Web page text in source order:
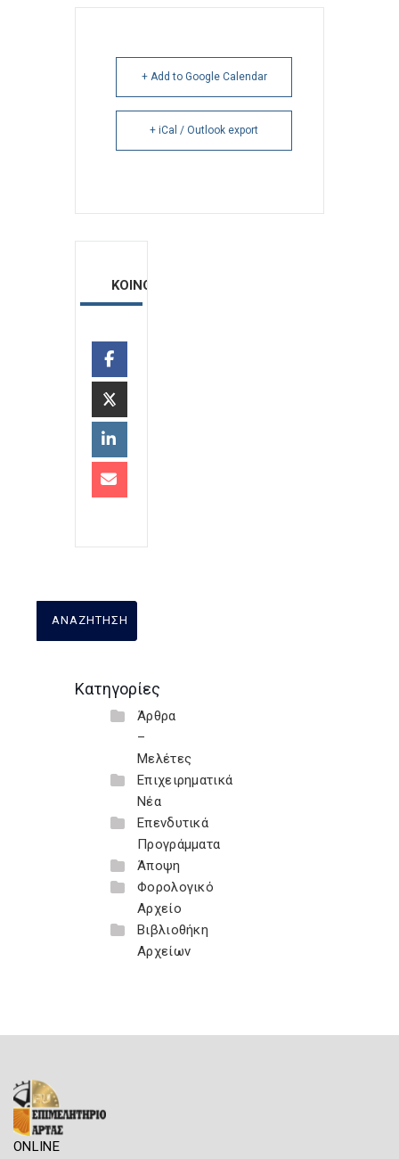
+ Add to Google Calendar
+ iCal / Outlook export
ΚΟΙΝΟΠΟΙΗΣΗ
Κατηγορίες
Άρθρα
–
Μελέτες
Επιχειρηματικά
Νέα
Επενδυτικά
Προγράμματα
Άποψη
Φορολογικό
Αρχείο
Βιβλιοθήκη
Αρχείων
ONLINE